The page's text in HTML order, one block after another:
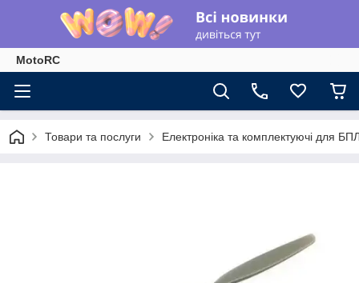
MotoRC
Товари та послуги Електроніка та комплектуючі для